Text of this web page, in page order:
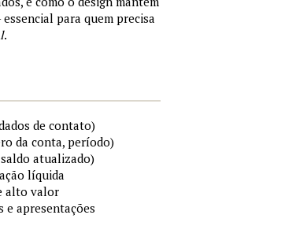
para quem precisa
.
de contato)
da conta, período)
saldo atualizado)
líquida
alto valor
apresentações